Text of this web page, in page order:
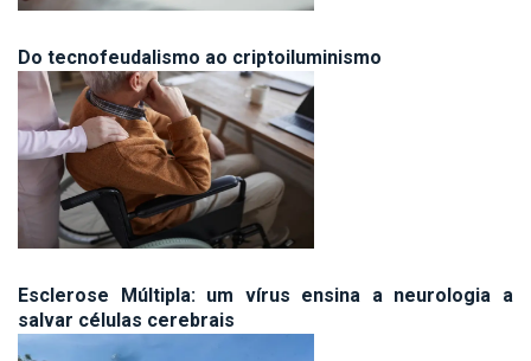
Do tecnofeudalismo ao criptoiluminismo
Esclerose Múltipla: um vírus ensina a neurologia a
salvar células cerebrais